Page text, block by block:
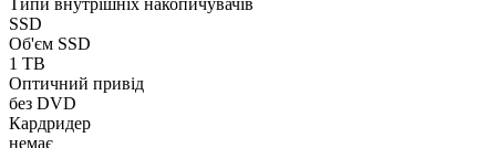
SSD
Об'єм SSD
1 TB
Оптичний привід
без DVD
Кардридер
немає